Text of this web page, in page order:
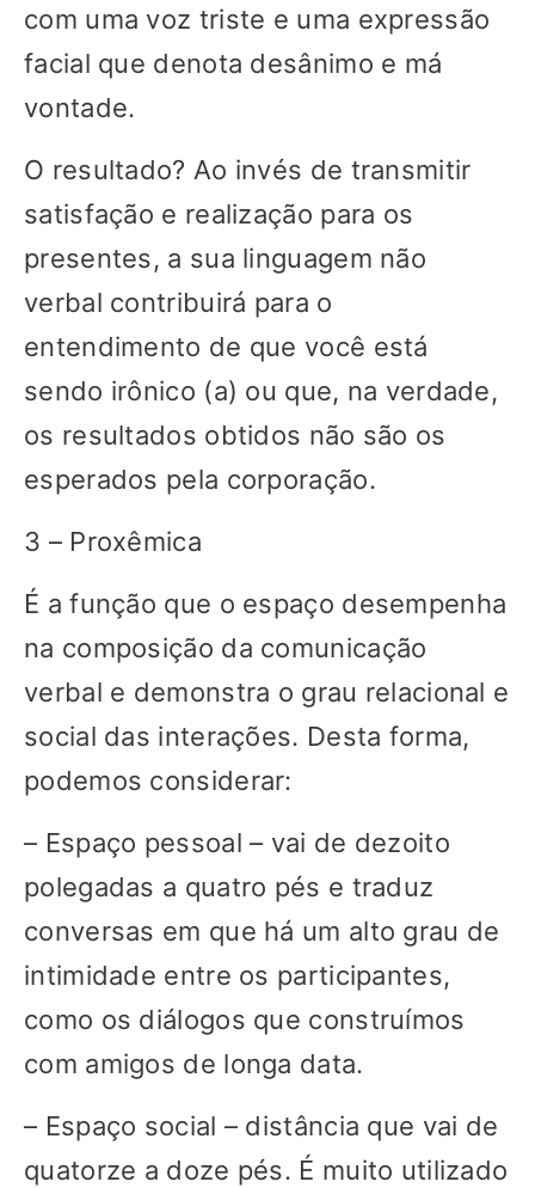
com uma voz triste e uma expressão
facial que denota desânimo e má
vontade.
O resultado? Ao invés de transmitir
satisfação e realização para os
presentes, a sua linguagem não
verbal contribuirá para o
entendimento de que você está
sendo irônico (a) ou que, na verdade,
os resultados obtidos não são os
esperados pela corporação.
3 – Proxêmica
É a função que o espaço desempenha
na composição da comunicação
verbal e demonstra o grau relacional e
social das interações. Desta forma,
podemos considerar:
– Espaço pessoal – vai de dezoito
polegadas a quatro pés e traduz
conversas em que há um alto grau de
intimidade entre os participantes,
como os diálogos que construímos
com amigos de longa data.
– Espaço social – distância que vai de
quatorze a doze pés. É muito utilizado